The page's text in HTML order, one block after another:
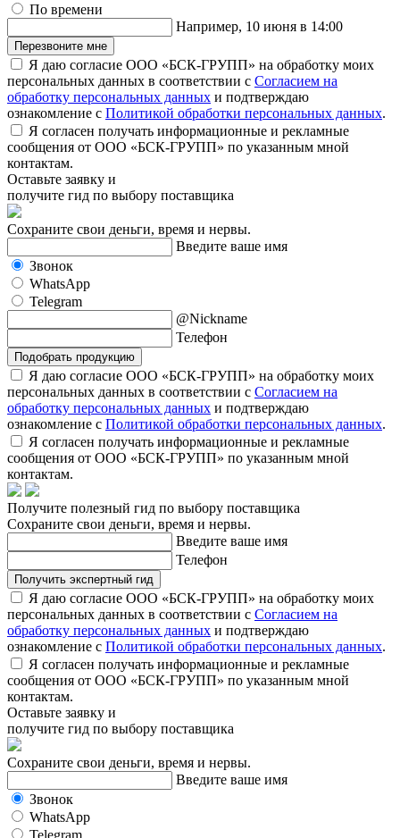
По времени
Например, 10 июня в 14:00
Перезвоните мне
Я даю согласие ООО «БСК-ГРУПП» на обработку моих
персональных данных в соответствии с Согласием на
обработку персональных данных и подтверждаю
ознакомление с Политикой обработки персональных данных.
Я согласен получать информационные и рекламные
сообщения от ООО «БСК-ГРУПП» по указанным мной
контактам.
Оставьте заявку и
получите гид по выбору поставщика
Сохраните свои деньги, время и нервы.
Введите ваше имя
Звонок
WhatsApp
Telegram
@Nickname
Телефон
Подобрать продукцию
Я даю согласие ООО «БСК-ГРУПП» на обработку моих
персональных данных в соответствии с Согласием на
обработку персональных данных и подтверждаю
ознакомление с Политикой обработки персональных данных.
Я согласен получать информационные и рекламные
сообщения от ООО «БСК-ГРУПП» по указанным мной
контактам.
Получите полезный гид по выбору поставщика
Сохраните свои деньги, время и нервы.
Введите ваше имя
Телефон
Получить экспертный гид
Я даю согласие ООО «БСК-ГРУПП» на обработку моих
персональных данных в соответствии с Согласием на
обработку персональных данных и подтверждаю
ознакомление с Политикой обработки персональных данных.
Я согласен получать информационные и рекламные
сообщения от ООО «БСК-ГРУПП» по указанным мной
контактам.
Оставьте заявку и
получите гид по выбору поставщика
Сохраните свои деньги, время и нервы.
Введите ваше имя
Звонок
WhatsApp
Telegram